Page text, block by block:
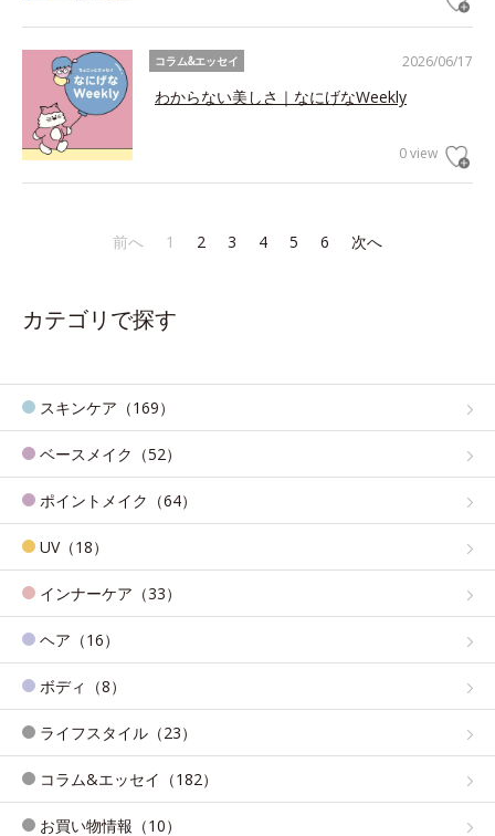
2026/06/17
コラム&エッセイ
わからない美しさ｜なにげなWeekly
0 view
前へ 1 2 3 4 5 6 次へ
カテゴリで探す
スキンケア（169）
ベースメイク（52）
ポイントメイク（64）
UV（18）
インナーケア（33）
ヘア（16）
ボディ（8）
ライフスタイル（23）
コラム&エッセイ（182）
お買い物情報（10）